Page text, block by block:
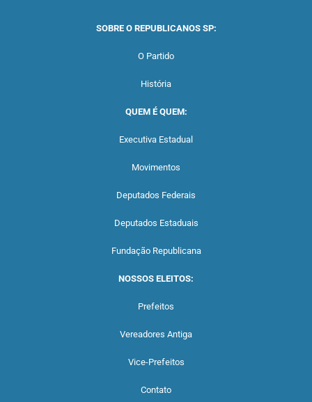
SOBRE O REPUBLICANOS SP:
O Partido
História
QUEM É QUEM:
Executiva Estadual
Movimentos
Deputados Federais
Deputados Estaduais
Fundação Republicana
NOSSOS ELEITOS:
Prefeitos
Vereadores Antiga
Vice-Prefeitos
Contato